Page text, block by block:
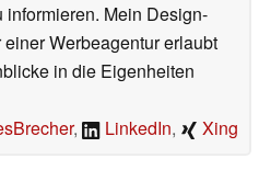
Mein Design-
Werbeagentur erlaubt
in die Eigenheiten
, LinkedIn, Xing